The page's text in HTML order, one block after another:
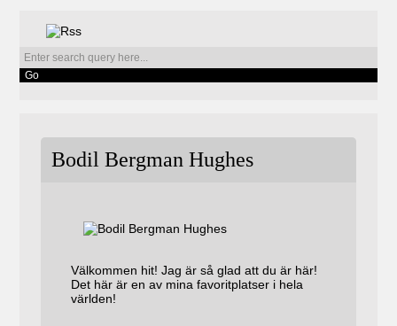
Bodil Bergman Hughes
Välkommen hit! Jag är så glad att du är här!
Det här är en av mina favoritplatser i hela
världen!